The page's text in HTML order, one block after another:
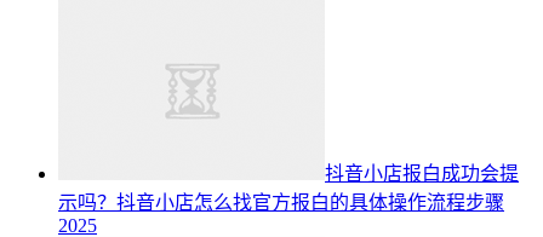
抖音小店报白成功会提
示吗？抖音小店怎么找官方报白的具体操作流程步骤
2025